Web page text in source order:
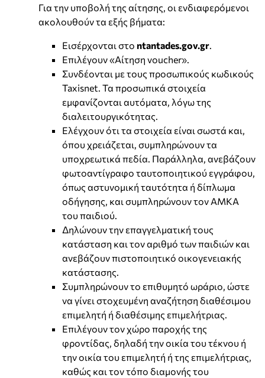
Για την υποβολή της αίτησης, οι ενδιαφερόμενοι
ακολουθούν τα εξής βήματα:
Εισέρχονται στο ntantades.gov.gr.
Επιλέγουν «Αίτηση voucher».
Συνδέονται με τους προσωπικούς κωδικούς
Taxisnet. Τα προσωπικά στοιχεία
εμφανίζονται αυτόματα, λόγω της
διαλειτουργικότητας.
Ελέγχουν ότι τα στοιχεία είναι σωστά και,
όπου χρειάζεται, συμπληρώνουν τα
υποχρεωτικά πεδία. Παράλληλα, ανεβάζουν
φωτοαντίγραφο ταυτοποιητικού εγγράφου,
όπως αστυνομική ταυτότητα ή δίπλωμα
οδήγησης, και συμπληρώνουν τον ΑΜΚΑ
του παιδιού.
Δηλώνουν την επαγγελματική τους
κατάσταση και τον αριθμό των παιδιών και
ανεβάζουν πιστοποιητικό οικογενειακής
κατάστασης.
Συμπληρώνουν το επιθυμητό ωράριο, ώστε
να γίνει στοχευμένη αναζήτηση διαθέσιμου
επιμελητή ή διαθέσιμης επιμελήτριας.
Επιλέγουν τον χώρο παροχής της
φροντίδας, δηλαδή την οικία του τέκνου ή
την οικία του επιμελητή ή της επιμελήτριας,
καθώς και τον τόπο διαμονής του